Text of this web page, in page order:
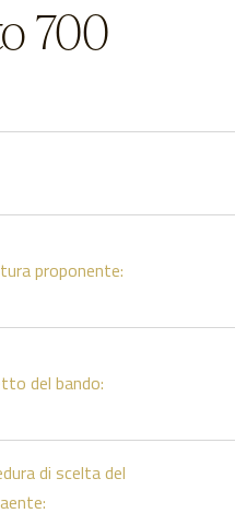
700
proponente:
del bando:
di scelta del